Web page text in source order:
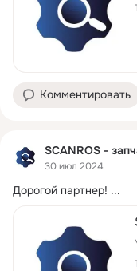
Комментировать
SCANROS -
30 июл 2024
Дорогой партнер! ...